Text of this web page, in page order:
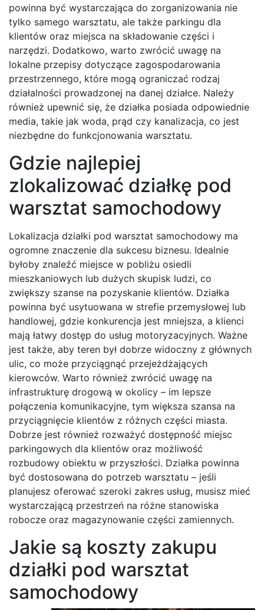
powinna być wystarczająca do zorganizowania nie
tylko samego warsztatu, ale także parkingu dla
klientów oraz miejsca na składowanie części i
narzędzi. Dodatkowo, warto zwrócić uwagę na
lokalne przepisy dotyczące zagospodarowania
przestrzennego, które mogą ograniczać rodzaj
działalności prowadzonej na danej działce. Należy
również upewnić się, że działka posiada odpowiednie
media, takie jak woda, prąd czy kanalizacja, co jest
niezbędne do funkcjonowania warsztatu.
Gdzie najlepiej
zlokalizować działkę pod
warsztat samochodowy
Lokalizacja działki pod warsztat samochodowy ma
ogromne znaczenie dla sukcesu biznesu. Idealnie
byłoby znaleźć miejsce w pobliżu osiedli
mieszkaniowych lub dużych skupisk ludzi, co
zwiększy szanse na pozyskanie klientów. Działka
powinna być usytuowana w strefie przemysłowej lub
handlowej, gdzie konkurencja jest mniejsza, a klienci
mają łatwy dostęp do usług motoryzacyjnych. Ważne
jest także, aby teren był dobrze widoczny z głównych
ulic, co może przyciągnąć przejeżdżających
kierowców. Warto również zwrócić uwagę na
infrastrukturę drogową w okolicy – im lepsze
połączenia komunikacyjne, tym większa szansa na
przyciągnięcie klientów z różnych części miasta.
Dobrze jest również rozważyć dostępność miejsc
parkingowych dla klientów oraz możliwość
rozbudowy obiektu w przyszłości. Działka powinna
być dostosowana do potrzeb warsztatu – jeśli
planujesz oferować szeroki zakres usług, musisz mieć
wystarczającą przestrzeń na różne stanowiska
robocze oraz magazynowanie części zamiennych.
Jakie są koszty zakupu
działki pod warsztat
samochodowy